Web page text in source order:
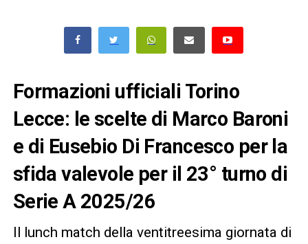
Formazioni ufficiali Torino
Lecce: le scelte di Marco Baroni
e di Eusebio Di Francesco per la
sfida valevole per il 23° turno di
Serie A 2025/26
Il lunch match della ventitreesima giornata di